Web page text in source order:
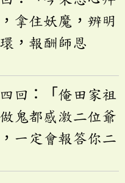
拿住妖魔，辨明
，報酬師恩
回：「俺田家祖
鬼都感激二位爺
一定會報答你二